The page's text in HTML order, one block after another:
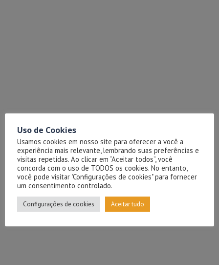
Uso de Cookies
Usamos cookies em nosso site para oferecer a você a
experiência mais relevante, lembrando suas preferências e
visitas repetidas. Ao clicar em “Aceitar todos”, você
concorda com o uso de TODOS os cookies. No entanto,
você pode visitar "Configurações de cookies" para fornecer
um consentimento controlado.
Configurações de cookies Aceitar tudo